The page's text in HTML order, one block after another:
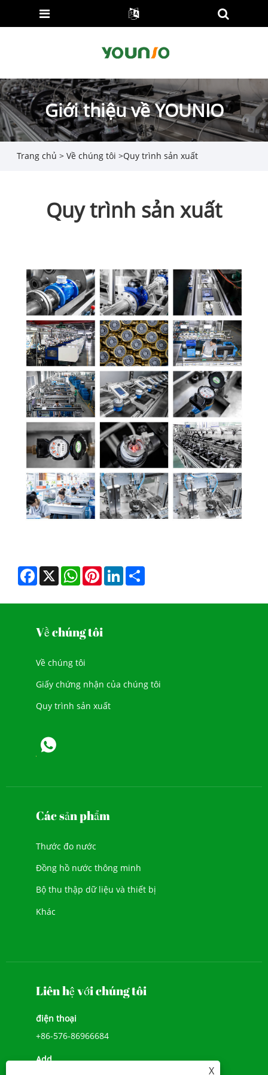
Giới thiệu về YOUNIO
Trang chủ > Về chúng tôi >Quy trình sản xuất
Quy trình sản xuất
Facebook
X WhatsAppPinterestLinkedInShare
Về chúng tôi
Về chúng tôi
Giấy chứng nhận của chúng tôi
Quy trình sản xuất
Các sản phẩm
Thước đo nước
Đồng hồ nước thông minh
Bộ thu thập dữ liệu và thiết bị
Khác
Liên hệ với chúng tôi
điện thoại
+86-576-86966684
Add
X